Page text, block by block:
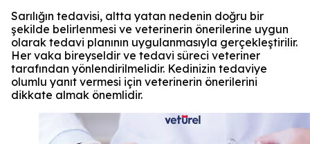
Sarılığın tedavisi, altta yatan nedenin doğru bir
şekilde belirlenmesi ve veterinerin önerilerine uygun
olarak tedavi planının uygulanmasıyla gerçekleştirilir.
Her vaka bireyseldir ve tedavi süreci veteriner
tarafından yönlendirilmelidir. Kedinizin tedaviye
olumlu yanıt vermesi için veterinerin önerilerini
dikkate almak önemlidir.